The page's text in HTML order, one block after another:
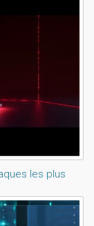
les plus